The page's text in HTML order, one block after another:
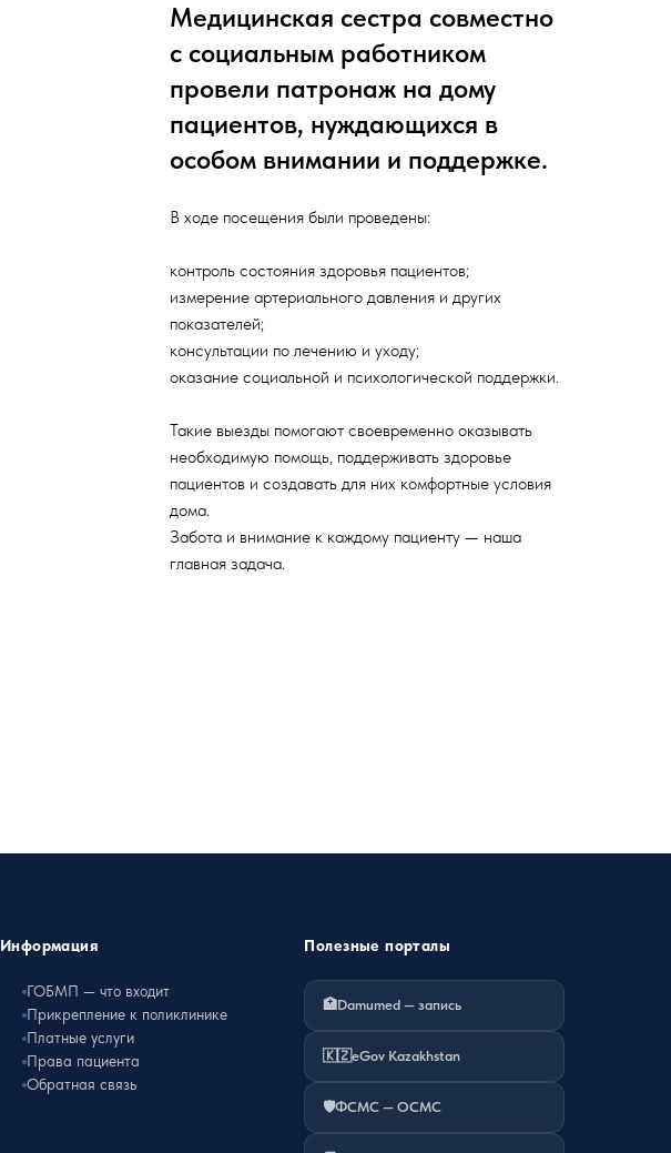
Медицинская сестра совместно
с социальным работником
провели патронаж на дому
пациентов, нуждающихся в
особом внимании и поддержке.
В ходе посещения были проведены:
контроль состояния здоровья пациентов;
измерение артериального давления и других
показателей;
консультации по лечению и уходу;
оказание социальной и психологической поддержки.
Такие выезды помогают своевременно оказывать
необходимую помощь, поддерживать здоровье
пациентов и создавать для них комфортные условия
дома.
Забота и внимание к каждому пациенту — наша
главная задача.
Информация
ГОБМП — что входит
Прикрепление к поликлинике
Платные услуги
Права пациента
Обратная связь
Полезные порталы
🏥Damumed — запись
🇰🇿eGov Kazakhstan
🛡️ФСМС — ОСМС